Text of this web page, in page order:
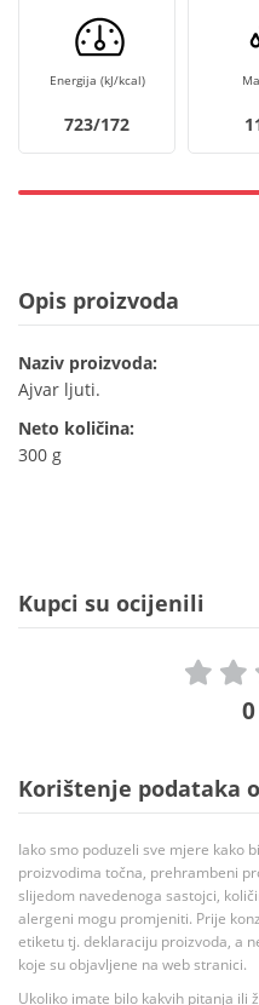
Energija (kJ/kcal)
723/172
Opis proizvoda
Naziv proizvoda:
Ajvar ljuti.
Neto količina:
300 g
Kupci su ocijenili
0
Korištenje podataka
Iako smo poduzeli sve mjere kako
proizvodima točna, prehrambeni
slijedom navedenoga sastojci,
alergeni mogu promjeniti. Prije
etiketu tj. deklaraciju proizvoda, a
koje su objavljene na web stranici.
Ukoliko imate bilo kakvih pitanja ili